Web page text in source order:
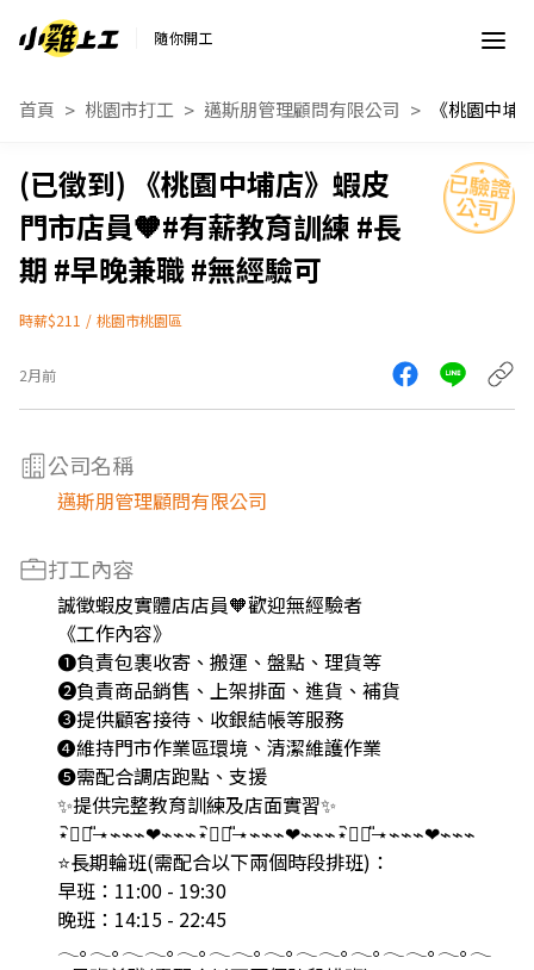
隨你開工
首頁 桃園市打工 邁斯朋管理顧問有限公司
《桃園中埔店》蝦皮
門市店員🧡#有薪教育訓練 #長
期 #早晚兼職 #無經驗可
時薪$211 / 桃園市桃園區
2月前
公司名稱
邁斯朋管理顧問有限公司
打工內容
誠徵蝦皮實體店店員🧡歡迎無經驗者
《工作內容》
❶負責包裹收寄、搬運、盤點、理貨等
❷負責商品銷售、上架排面、進貨、補貨
❸提供顧客接待、收銀結帳等服務
❹維持門市作業區環境、清潔維護作業
❺需配合調店跑點、支援
✨提供完整教育訓練及店面實習✨
⋆᷆♡⃘̎ ̶⋆⌁⌁⌁❤︎⌁⌁⌁⋆᷆♡⃘̎ ̶⋆⌁⌁⌁❤︎⌁⌁⌁⋆᷆♡⃘̎ ̶⋆⌁⌁⌁❤︎⌁⌁⌁
⭐️長期輪班(需配合以下兩個時段排班)：
早班：11:00 - 19:30
晚班：14:15 - 22:45
𓂃｡𓂃｡𓂃𓂃｡𓂃｡𓂃𓂃｡𓂃｡𓂃𓂃｡𓂃｡𓂃𓂃｡𓂃｡𓂃